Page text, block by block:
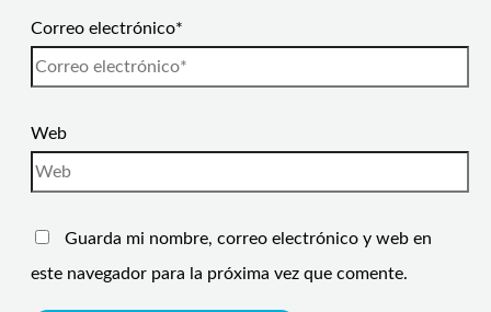
Correo electrónico*
Web
Guarda mi nombre, correo electrónico y web en
este navegador para la próxima vez que comente.